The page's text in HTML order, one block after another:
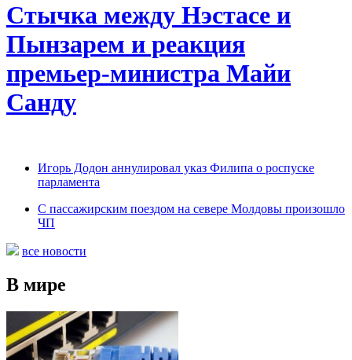
Cтычка между Нэстасе и
Пынзарем и реакция
премьер-министра Майи
Санду
Игорь Додон аннулировал указ Филипа о роспуске
парламента
С пассажирским поездом на севере Молдовы произошло
ЧП
все новости
В мире